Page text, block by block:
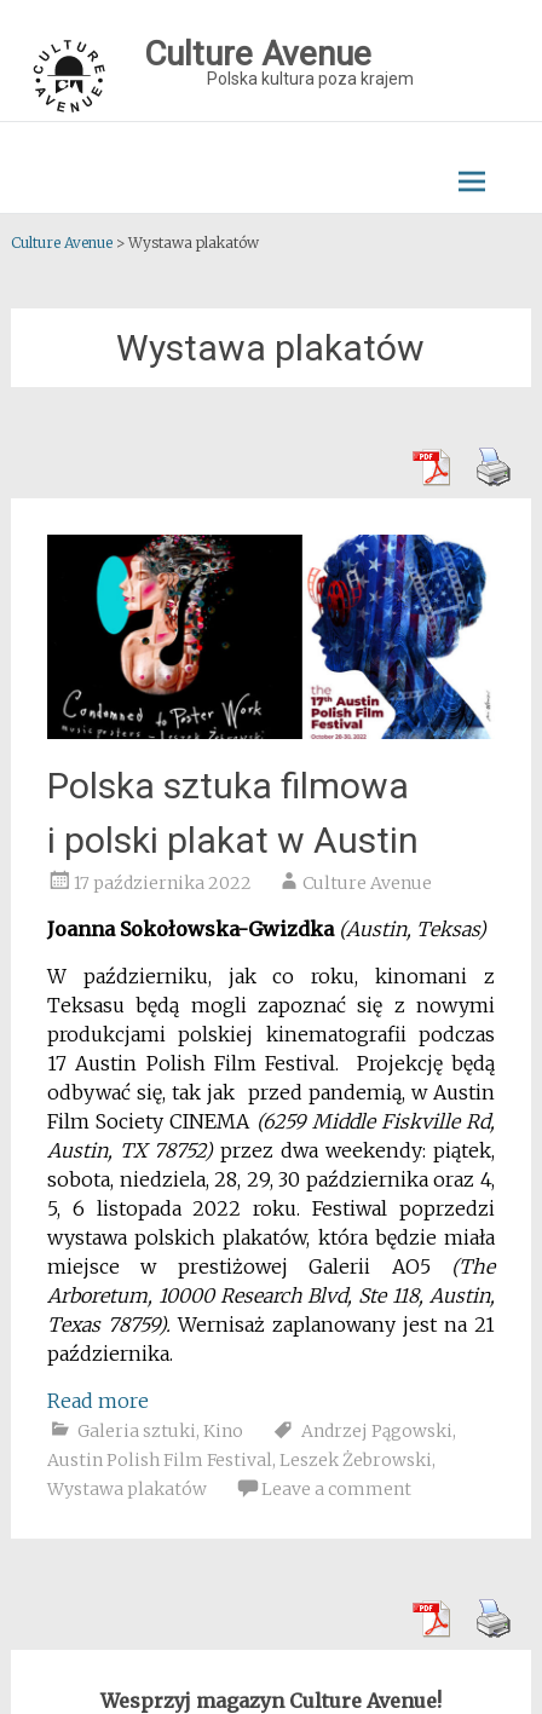
content
Culture Avenue
Polska kultura poza krajem
Culture Avenue> Wystawa plakatów
Wystawa plakatów
Polska sztuka filmowa
i polski plakat w Austin
17 października 2022 Culture Avenue
Joanna Sokołowska-Gwizdka(Austin, Teksas)
W październiku, jak co roku, kinomani z
Teksasu będą mogli zapoznać się z nowymi
produkcjami polskiej kinematografii podczas
17 Austin Polish Film Festival. Projekcję będą
odbywać się, tak jak przed pandemią, w Austin
Film Society CINEMA (6259 Middle Fiskville Rd,
Austin, TX 78752) przez dwa weekendy: piątek,
sobota, niedziela, 28, 29, 30 października oraz 4,
5, 6 listopada 2022 roku. Festiwal poprzedzi
wystawa polskich plakatów, która będzie miała
miejsce w prestiżowej Galerii AO5 (The
Arboretum, 10000 Research Blvd, Ste 118, Austin,
Texas 78759).Wernisaż zaplanowany jest na 21
października.
Read more
Galeria sztuki, Kino Andrzej Pągowski,
Austin Polish Film Festival, Leszek Żebrowski,
Wystawa plakatów
Leave a comment
Wesprzyj magazyn Culture Avenue!